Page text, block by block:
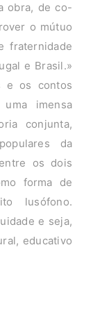
obra, de co-
o mútuo
fraternidade
e Brasil.»
e os contos
imensa
conjunta,
da
os dois
forma de
lusófono.
e seja,
educativo